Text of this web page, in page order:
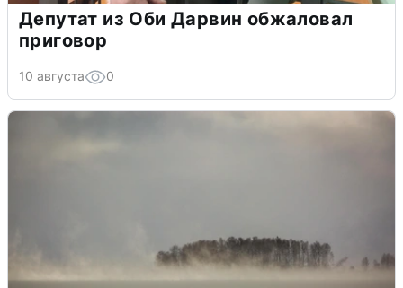
Депутат из Оби Дарвин обжаловал
приговор
10 августа 0